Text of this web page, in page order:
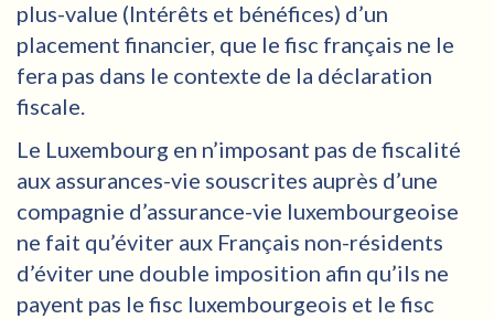
plus-value (Intérêts et bénéfices) d’un
placement financier, que le fisc français ne le
fera pas dans le contexte de la déclaration
fiscale.
Le Luxembourg en n’imposant pas de fiscalité
aux assurances-vie souscrites auprès d’une
compagnie d’assurance-vie luxembourgeoise
ne fait qu’éviter aux Français non-résidents
d’éviter une double imposition afin qu’ils ne
payent pas le fisc luxembourgeois et le fisc